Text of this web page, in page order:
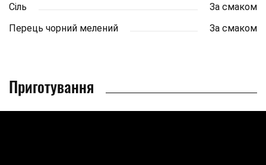
Сіль
За смаком
Перець чорний мелений
За смаком
Приготування